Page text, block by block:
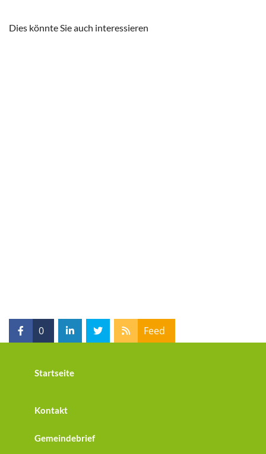
Dies könnte Sie auch interessieren
0 Feed
Startseite
Kontakt
Gemeindebrief